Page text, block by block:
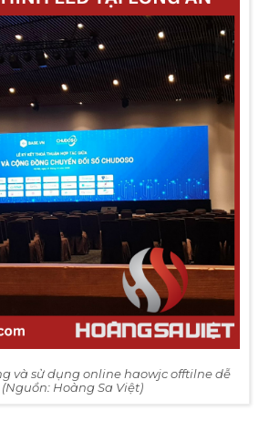
và sử dụng online haowjc offtilne dễ
Hoàng Sa Việt)